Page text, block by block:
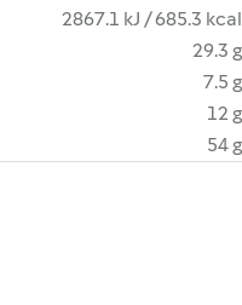
2867.1 kJ / 685.3 kcal
29.3 g
7.5 g
12 g
54 g